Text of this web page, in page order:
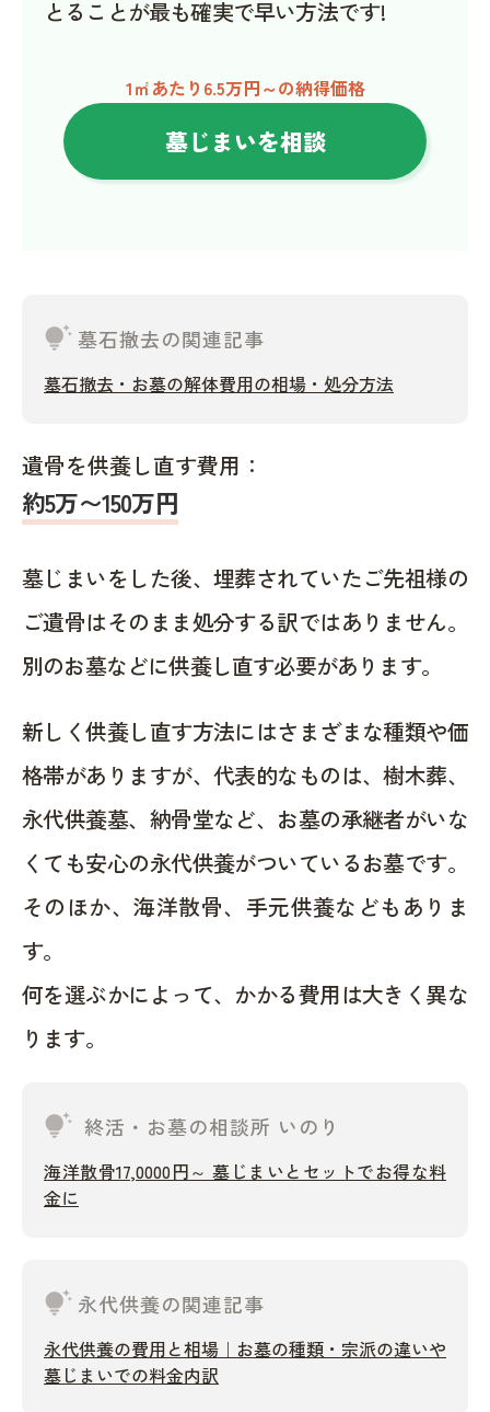
とることが最も確実で早い方法です!
1㎡あたり6.5万円～の納得価格
墓じまいを相談
tips_and_updates墓石撤去の関連記事
墓石撤去・お墓の解体費用の相場・処分方法
遺骨を供養し直す費用：
約5万〜150万円
墓じまいをした後、埋葬されていたご先祖様の
ご遺骨はそのまま処分する訳ではありません。
別のお墓などに供養し直す必要があります。
新しく供養し直す方法にはさまざまな種類や価
格帯がありますが、代表的なものは、樹木葬、
永代供養墓、納骨堂など、お墓の承継者がいな
くても安心の永代供養がついているお墓です。
そのほか、海洋散骨、手元供養などもありま
す。
何を選ぶかによって、かかる費用は大きく異な
ります。
tips_and_updates 終活・お墓の相談所 いのり
海洋散骨17,0000円～ 墓じまいとセットでお得な料
金に
tips_and_updates 永代供養の関連記事
永代供養の費用と相場｜お墓の種類・宗派の違いや
墓じまいでの料金内訳